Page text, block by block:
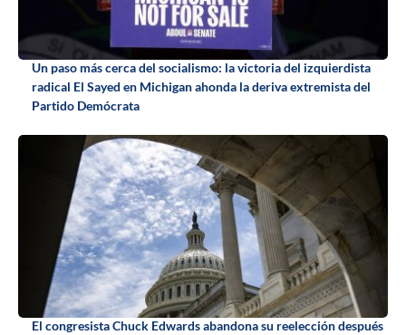
Un paso más cerca del socialismo: la victoria del izquierdista
radical El Sayed en Michigan ahonda la deriva extremista del
Partido Demócrata
El congresista Chuck Edwards abandona su reelección después